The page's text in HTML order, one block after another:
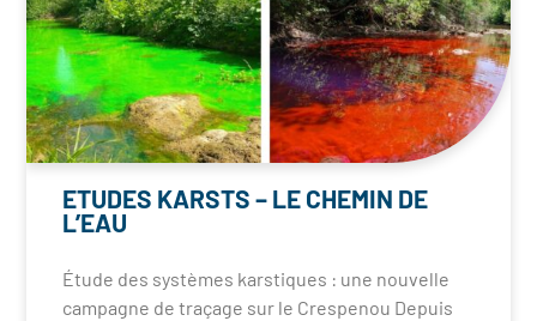
ETUDES KARSTS – LE CHEMIN DE
L’EAU
Étude des systèmes karstiques : une nouvelle
campagne de traçage sur le Crespenou Depuis